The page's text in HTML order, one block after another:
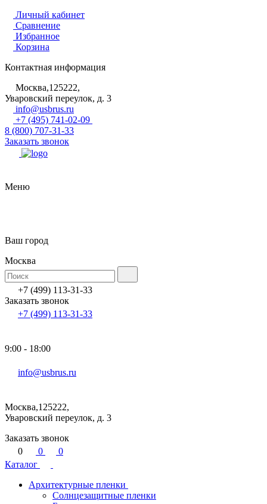
Личный кабинет
Сравнение
Избранное
Корзина
Контактная информация
Москва,125222,
Уваровский переулок, д. 3
info@usbrus.ru
+7 (495) 741-02-09
8 (800) 707-31-33
Заказать звонок
Меню
Ваш город
Москва
+7 (499) 113-31-33
Заказать звонок
+7 (499) 113-31-33
9:00 - 18:00
info@usbrus.ru
Москва,125222,
Уваровский переулок, д. 3
Заказать звонок
0
0
0
Каталог
Архитектурные пленки
Солнцезащитные пленки